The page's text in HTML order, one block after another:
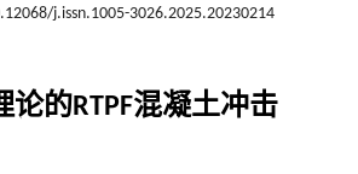
j.issn.1005-3026.2025.20230214
论的RTPF混凝土冲击